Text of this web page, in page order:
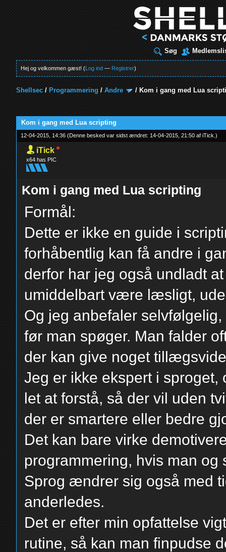
Søg
Hej og velkommen gæst! (Log ind — Registrer)
Shellsec / Programmering /Andre / Kom i gang med Lua
Kom i gang med Lua scripting
12-04-2015, 14:36(Denne besked var sidst ændret: 14-04-2015, 21:50 afiTick .)
iTick
x64 has PIC
Kom i gang med Lua scripting
Formål:
Dette er ikke en guide i
forhåbentlig kan få andre i
derfor har jeg også undladt
umiddelbart være læsligt,
Og jeg anbefaler
før man spøger. Man falder
der kan give noget
Jeg er ikke ekspert i
let at forstå, så der vil uden
der er smartere eller bedre
Det kan bare virke
programmering, hvis man
Sprog ændrer sig også med
anderledes.
Det er efter min opfattelse
rutine, så kan man finpudse